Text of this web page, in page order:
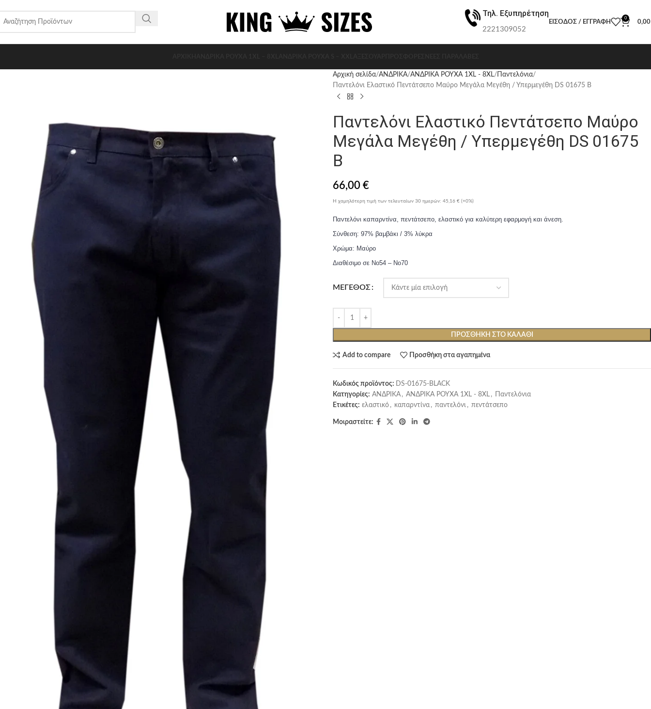
Τηλ. Εξυπηρέτηση
2221309052
ΕΊΣΟΔΟΣ / ΕΓΓΡΑΦΉ
0
Αρχική σελίδα ΑΝΔΡΙΚΑ ΑΝΔΡΙΚΑ ΡΟΥΧΑ 1XL - 8XL
Παντελόνια
Παντελόνι Ελαστικό Πεντάτσεπο Μαύρο Μεγάλα Μεγέθη / Υπερμεγέθη DS 01675 B
Παντελόνι Ελαστικό Πεντάτσεπο Μαύρο
Μεγάλα Μεγέθη / Υπερμεγέθη DS 01675
B
66,00 €
Η χαμηλότερη τιμή των τελευταίων 30 ημερών: 45,16 € (+0%)
Παντελόνι καπαρντίνα, πεντάτσεπο, ελαστικό για καλύτερη εφαρμογή και άνεση.
Σύνθεση: 97% βαμβάκι / 3% λύκρα
Χρώμα: Μαύρο
Διαθέσιμο σε Νο54 – Νο70
ΜΈΓΕΘΟΣ
ΠΡΟΣΘΉΚΗ ΣΤΟ ΚΑΛΆΘΙ
Add to compare Προσθήκη στα αγαπημένα
Κωδικός προϊόντος: DS-01675-BLACK
Κατηγορίες: ΑΝΔΡΙΚΑ , ΑΝΔΡΙΚΑ ΡΟΥΧΑ 1XL - 8XL ,
Παντελόνια
Ετικέτες: ελαστικό , καπαρντίνα , παντελόνι , πεντάτσεπο
Μοιραστείτε: